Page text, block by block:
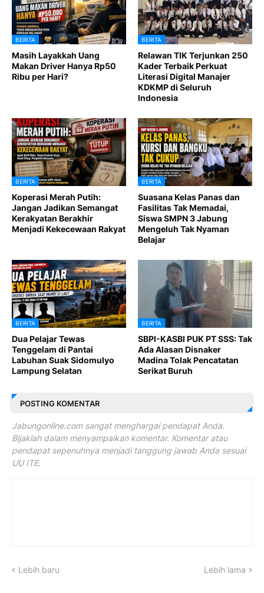
BERITA
Masih Layakkah Uang
Makan Driver Hanya Rp50
Ribu per Hari?
BERITA
Relawan TIK Terjunkan 250
Kader Terbaik Perkuat
Literasi Digital Manajer
KDKMP di Seluruh
Indonesia
BERITA
Koperasi Merah Putih:
Jangan Jadikan Semangat
Kerakyatan Berakhir
Menjadi Kekecewaan Rakyat
BERITA
Suasana Kelas Panas dan
Fasilitas Tak Memadai,
Siswa SMPN 3 Jabung
Mengeluh Tak Nyaman
Belajar
BERITA
Dua Pelajar Tewas
Tenggelam di Pantai
Labuhan Suak Sidomulyo
Lampung Selatan
BERITA
SBPI-KASBI PUK PT SSS: Tak
Ada Alasan Disnaker
Madina Tolak Pencatatan
Serikat Buruh
POSTING KOMENTAR
Jabungonline.com sangat menghargai pendapat Anda.
Bijaklah dalam menyampaikan komentar. Komentar atau
pendapat sepenuhnya menjadi tanggung jawab Anda sesuai
UU ITE.
Lebih baru Lebih lama